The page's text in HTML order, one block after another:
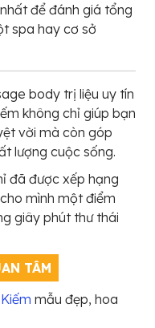
để đánh giá tổng
spa hay cơ sở
body trị liệu uy tín
không chỉ giúp bạn
vời mà còn góp
lượng cuộc sống.
đã được xếp hạng
mình một điểm
giây phút thư thái
TÂM
mẫu đẹp, hoa